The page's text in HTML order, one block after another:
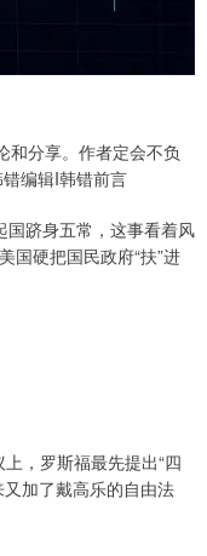
和分享。作者定会不负
编辑I韩错前言
跻身五常，这事看着风
硬把国民政府“扶”进
，罗斯福最先提出“四
加了戴高乐的自由法